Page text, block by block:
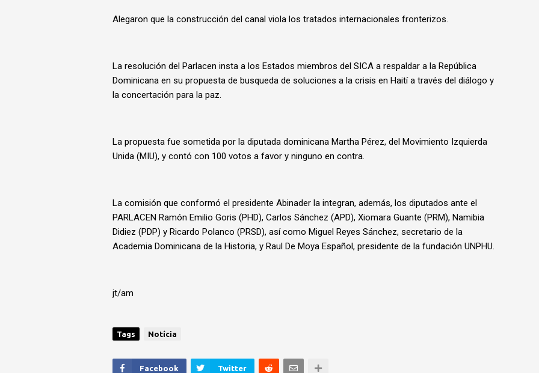
Alegaron que la construcción del canal viola los tratados internacionales fronterizos.
La resolución del Parlacen insta a los Estados miembros del SICA a respaldar a la República
Dominicana en su propuesta de busqueda de soluciones a la crisis en Haití a través del diálogo y
la concertación para la paz.
La propuesta fue sometida por la diputada dominicana Martha Pérez, del Movimiento Izquierda
Unida (MIU), y contó con 100 votos a favor y ninguno en contra.
La comisión que conformó el presidente Abinader la integran, además, los diputados ante el
PARLACEN Ramón Emilio Goris (PHD), Carlos Sánchez (APD), Xiomara Guante (PRM), Namibia
Didiez (PDP) y Ricardo Polanco (PRSD), así como Miguel Reyes Sánchez, secretario de la
Academia Dominicana de la Historia, y Raul De Moya Español, presidente de la fundación UNPHU.
jt/am
Tags Notícia
Facebook Twitter